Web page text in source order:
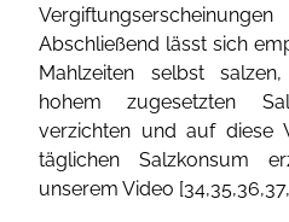
Abschließend lässt sich
Mahlzeiten selbst
hohem zugesetzten
verzichten und auf diese
täglichen Salzkonsum
unserem Video [34,35,36,37,